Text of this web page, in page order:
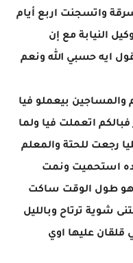
واتسجنت اربع أيام
النيابة مع إن
ايه حسبي الله ونعم
بيعملو فيا
اتعملت فيا ولما
رجعت للحتة والمعلم
استحميت ونمت
طول الوقت ساكت
شوية ترتاح وبالليل
قلقان عليها اوي